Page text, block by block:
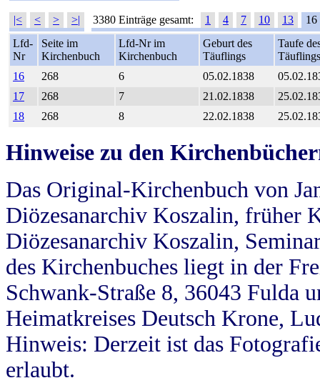
|< < > >| 3380 Einträge gesamt: 1 4 7 10 13
16
Lfd-
Nr
Seite im
Kirchenbuch
Lfd-Nr im
Kirchenbuch
Geburt des
Täuflings
Taufe
Täuflings
16
268 6 05.02.1838
17
268 7 21.02.1838
18
268 8 22.02.1838
Hinweise zu den
Das Original-Kirchenbuch von
Diözesanarchiv Koszalin, früher
Diözesanarchiv Koszalin,
des Kirchenbuches liegt in der
Schwank-Straße 8, 36043 Fulda
Heimatkreises Deutsch Krone,
Hinweis: Derzeit ist das
erlaubt.